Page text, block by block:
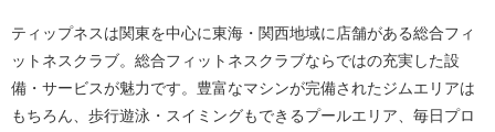
ティップネスは関東を中心に東海・関西地域に店舗がある総合フィ
ットネスクラブ。総合フィットネスクラブならではの充実した設
備・サービスが魅力です。豊富なマシンが完備されたジムエリアは
もちろん、歩行遊泳・スイミングもできるプールエリア、毎日プロ